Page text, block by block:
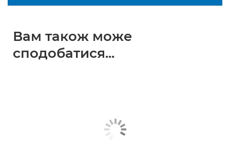
Вам також може
сподобатися...